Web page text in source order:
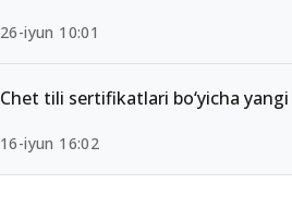
26-iyun 10:01
Chet tili sertifikatlari bo‘yicha
16-iyun 16:02